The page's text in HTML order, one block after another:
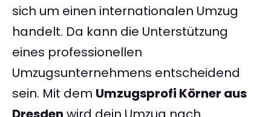
sich um einen internationalen Umzug
handelt. Da kann die Unterstützung
eines professionellen
Umzugsunternehmens entscheidend
sein. Mit dem Umzugsprofi Körner aus